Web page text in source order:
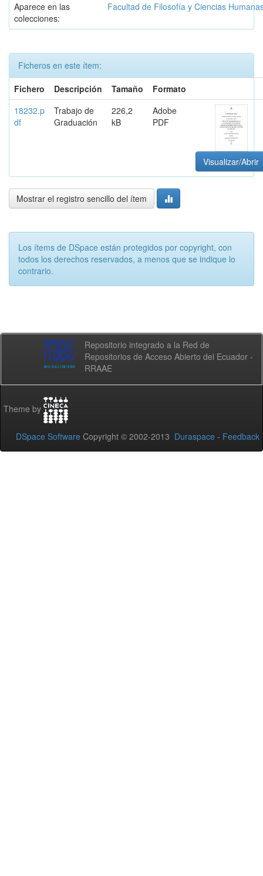
Aparece en las
colecciones:
Facultad de Filosofía y Ciencias
Ficheros en este ítem:
Fichero
Descripción Tamaño
Formato
18232.p
df
Trabajo de
Graduación
226,2
kB
Adobe
PDF
Visualizar/Abrir
Mostrar el registro sencillo del ítem
Los ítems de DSpace están protegidos por copyright, con
todos los derechos reservados, a menos que se indique lo
contrario.
Repositorio integrado a la Red de
Repositorios de Acceso Abierto del Ecuador -
RRAAE
Theme by
DSpace Software Copyright © 2002-2013 Duraspace - Feedback